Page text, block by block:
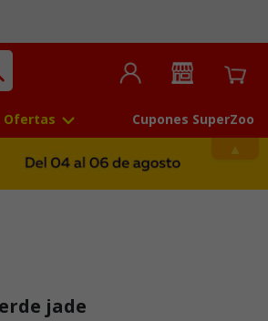
Ofertas Cupones SuperZoo
jade